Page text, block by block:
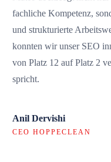
fachliche Kompetenz,
und strukturierte
konnten wir unser SEO
von Platz 12 auf Platz 2
spricht.
Anil Dervishi
CEO HOPPECLEAN